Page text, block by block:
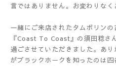
言ではありません。お変わりなく
一緒にご来店されたタムボリン
『Coast To Coast』の須田稔さ
過ごさせていただきました。あ
がブラックホークを知ったのは